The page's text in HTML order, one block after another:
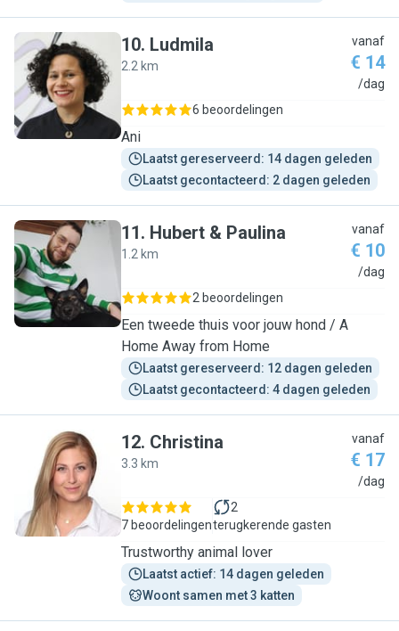
L
10. Ludmila
2.2 km
vanaf
€ 14
/dag
6 beoordelingen
Ani
Laatst gereserveerd: 14 dagen geleden
Laatst gecontacteerd: 2 dagen geleden
H
11. Hubert & Paulina
1.2 km
vanaf
€ 10
/dag
2 beoordelingen
Een tweede thuis voor jouw hond / A
Home Away from Home
Laatst gereserveerd: 12 dagen geleden
Laatst gecontacteerd: 4 dagen geleden
C
12. Christina
3.3 km
vanaf
€ 17
/dag
7 beoordelingen
2
terugkerende gasten
Trustworthy animal lover
Laatst actief: 14 dagen geleden
Woont samen met 3 katten